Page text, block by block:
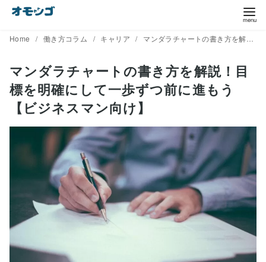
Home 働き方コラム キャリア マンダラチャートの書き方を解説！目標を明確にして一歩ずつ前に進もう【ビジネスマン向け】
マンダラチャートの書き方を解説！目
標を明確にして一歩ずつ前に進もう
【ビジネスマン向け】